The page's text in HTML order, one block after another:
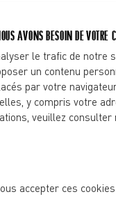
et il se
il permet de brûler
à la perte de
et avoir une
perdre du poids
sollicite un effort
des graisses.
1000 calories par
En intensifiant
de la course à
AVONS BESOIN DE VOTRE
le trafic de notre
un contenu
par votre
y compris votre
veuillez consulter
accepter ces